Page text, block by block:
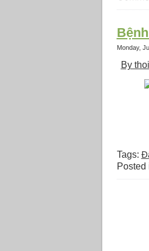
Monday,
By
Tags:
Posted